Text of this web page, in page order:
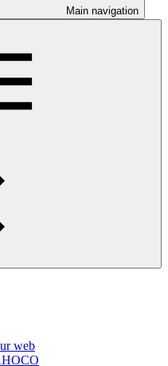
Main navigation
web